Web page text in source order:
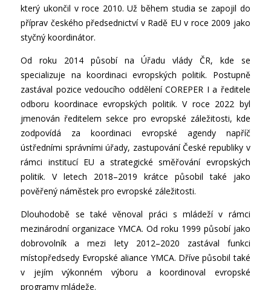
který ukončil v roce 2010. Už během studia se zapojil do
příprav českého předsednictví v Radě EU v roce 2009 jako
styčný koordinátor.
Od roku 2014 působí na Úřadu vlády ČR, kde se
specializuje na koordinaci evropských politik. Postupně
zastával pozice vedoucího oddělení COREPER I a ředitele
odboru koordinace evropských politik. V roce 2022 byl
jmenován ředitelem sekce pro evropské záležitosti, kde
zodpovídá za koordinaci evropské agendy napříč
ústředními správními úřady, zastupování České republiky v
rámci institucí EU a strategické směřování evropských
politik. V letech 2018–2019 krátce působil také jako
pověřený náměstek pro evropské záležitosti.
Dlouhodobě se také věnoval práci s mládeží v rámci
mezinárodní organizace YMCA. Od roku 1999 působí jako
dobrovolník a mezi lety 2012–2020 zastával funkci
místopředsedy Evropské aliance YMCA. Dříve působil také
v jejím výkonném výboru a koordinoval evropské
programy mládeže.